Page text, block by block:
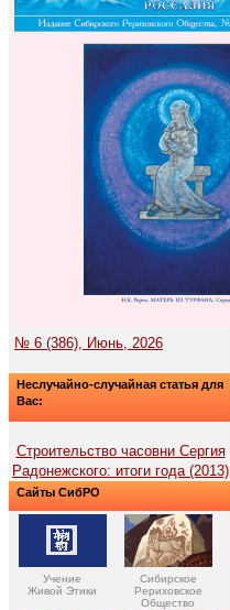
№ 6 (386), Июнь, 2026
Неслучайно-случайная статья для
Вас:
Строительство часовни Сергия
Радонежского: итоги года (2013)
Сайты СибРО
Учение
Живой Этики
Сибирское
Рериховское
Общество